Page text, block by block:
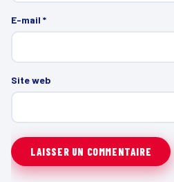
E-mail *
Site web